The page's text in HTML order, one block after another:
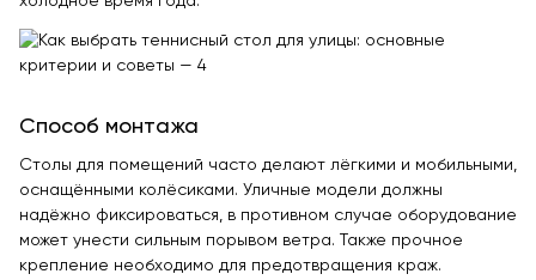
Способ монтажа
Столы для помещений часто делают лёгкими и мобильными,
оснащёнными колёсиками. Уличные модели должны
надёжно фиксироваться, в противном случае оборудование
может унести сильным порывом ветра. Также прочное
крепление необходимо для предотвращения краж.